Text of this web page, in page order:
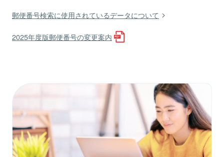
郵便番号検索に使用されているデータについて
2025年度版郵便番号の変更案内